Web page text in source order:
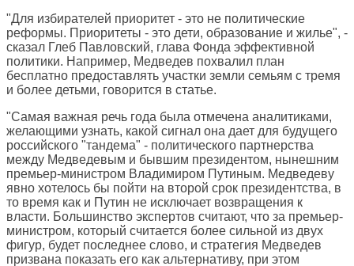
"Для избирателей приоритет - это не политические
реформы. Приоритеты - это дети, образование и жилье", -
сказал Глеб Павловский, глава Фонда эффективной
политики. Например, Медведев похвалил план
бесплатно предоставлять участки земли семьям с тремя
и более детьми, говорится в статье.
"Самая важная речь года была отмечена аналитиками,
желающими узнать, какой сигнал она дает для будущего
российского "тандема" - политического партнерства
между Медведевым и бывшим президентом, нынешним
премьер-министром Владимиром Путиным. Медведеву
явно хотелось бы пойти на второй срок президентства, в
то время как и Путин не исключает возвращения к
власти. Большинство экспертов считают, что за премьер-
министром, который считается более сильной из двух
фигур, будет последнее слово, и стратегия Медведев
призвана показать его как альтернативу, при этом